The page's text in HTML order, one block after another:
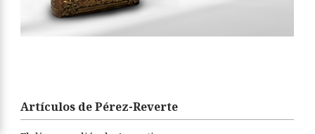
Artículos de Pérez-Reverte